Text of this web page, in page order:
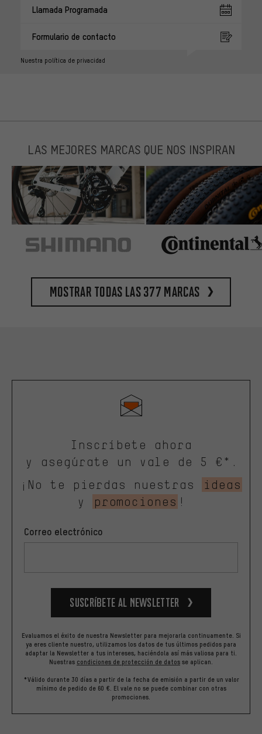
Llamada Programada
Formulario de contacto
Nuestra política de privacidad
LAS MEJORES MARCAS QUE NOS INSPIRAN
Mostrar todas las 377 marcas
Inscríbete ahora
y asegúrate un vale de 5 €*.
¡No te pierdas nuestras
ideas
y
promociones !
Correo electrónico
Suscríbete al newsletter
Evaluamos el éxito de nuestra Newsletter para mejorarla continuamente. Si
ya eres cliente nuestro, utilizamos los datos de tus últimos pedidos para
adaptar la Newsletter a tus intereses, haciéndola así más valiosa para ti.
Nuestras condiciones de protección de datos se aplican.
*Válido durante 30 días a partir de la fecha de emisión a partir de un valor
mínimo de pedido de 60 €. El vale no se puede combinar con otras
promociones.